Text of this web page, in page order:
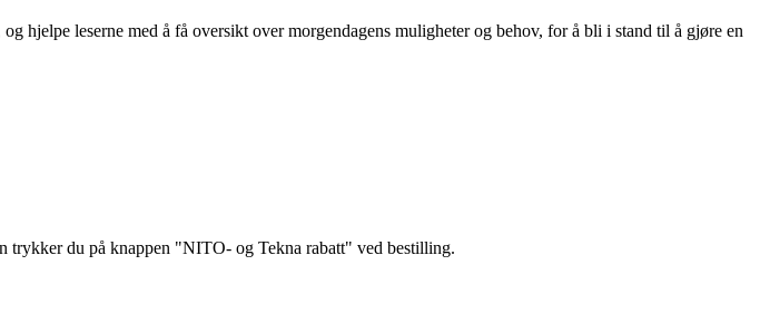
hjelpe leserne med å få oversikt over morgendagens muligheter og behov, for å bli i stand til å gjøre en
trykker du på knappen "NITO- og Tekna rabatt" ved bestilling.